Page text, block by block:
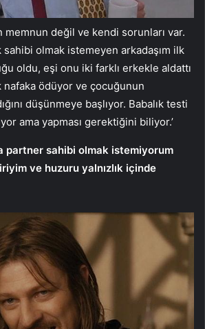
memnun değil ve kendi sorunları var.
olmak istemeyen arkadaşım ilk
oldu, eşi onu iki farklı erkekle aldattı
nafaka ödüyor ve çocuğunun
düşünmeye başlıyor. Babalık testi
ama yapması gerektiğini biliyor.’
partner sahibi olmak istemiyorum
ve huzuru yalnızlık içinde